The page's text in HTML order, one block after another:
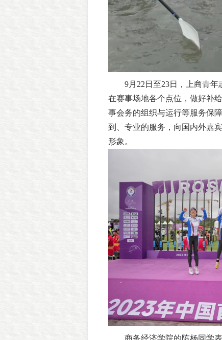
9月22日至23日，上商青
在赛事场地各个点位，做好补
事会务的组织与运行等服务保
到、专业的服务，向国内外嘉
形象。
商务经济学院的陈杨同学